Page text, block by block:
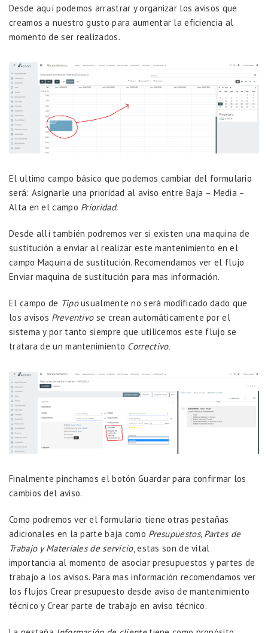
Desde aquí podemos arrastrar y organizar los avisos que
creamos a nuestro gusto para aumentar la eficiencia al
momento de ser realizados.
El ultimo campo básico que podemos cambiar del formulario
será: Asignarle una prioridad al aviso entre Baja – Media –
Alta en el campo Prioridad.
Desde allí también podremos ver si existen una maquina de
sustitución a enviar al realizar este mantenimiento en el
campo Maquina de sustitución. Recomendamos ver el flujo
Enviar maquina de sustitución para mas información.
El campo de Tipousualmente no será modificado dado que
los avisos Preventivose crean automáticamente por el
sistema y por tanto siempre que utilicemos este flujo se
tratara de un mantenimiento Correctivo.
Finalmente pinchamos el botón Guardar para confirmar los
cambios del aviso.
Como podremos ver el formulario tiene otras pestañas
adicionales en la parte baja como Presupuestos, Partes de
Trabajo y Materiales de servicio, estas son de vital
importancia al momento de asociar presupuestos y partes de
trabajo a los avisos. Para mas información recomendamos ver
los flujosCrear presupuesto desde aviso de mantenimiento
técnico yCrear parte de trabajo en aviso técnico.